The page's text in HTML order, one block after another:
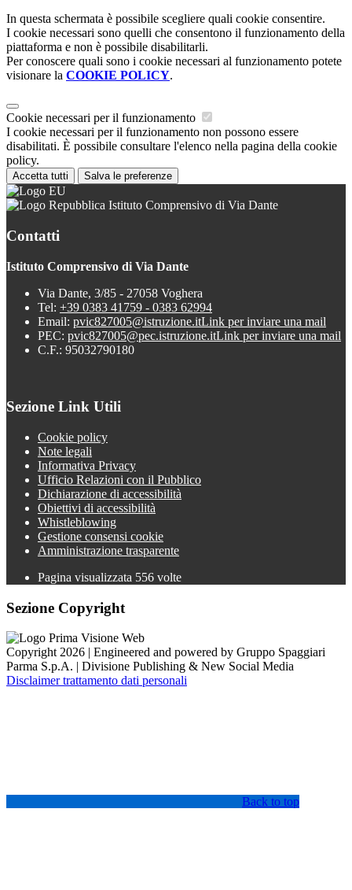
In questa schermata è possibile scegliere quali cookie consentire.
I cookie necessari sono quelli che consentono il funzionamento della
piattaforma e non è possibile disabilitarli.
Per conoscere quali sono i cookie necessari al funzionamento potete
visionare la COOKIE POLICY.
Cookie necessari per il funzionamento
I cookie necessari per il funzionamento non possono essere
disabilitati. È possibile consultare l'elenco nella pagina della cookie
policy.
Accetta tutti Salva le preferenze
Istituto Comprensivo di Via Dante
Contatti
Istituto Comprensivo di Via Dante
Via Dante, 3/85 - 27058 Voghera
Tel: +39 0383 41759 - 0383 62994
Email: pvic827005@istruzione.itLink per inviare una mail
PEC: pvic827005@pec.istruzione.itLink per inviare una mail
C.F.: 95032790180
Sezione Link Utili
Cookie policy
Note legali
Informativa Privacy
Ufficio Relazioni con il Pubblico
Dichiarazione di accessibilità
Obiettivi di accessibilità
Whistleblowing
Gestione consensi cookie
Amministrazione trasparente
Pagina visualizzata 556 volte
Sezione Copyright
Copyright 2026 | Engineered and powered by Gruppo Spaggiari
Parma S.p.A. | Divisione Publishing & New Social Media
Disclaimer trattamento dati personali
Back to top